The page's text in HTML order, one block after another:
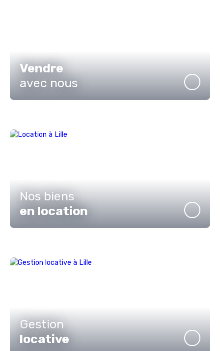
Vendre
avec nous
Nos biens
en location
Gestion
locative